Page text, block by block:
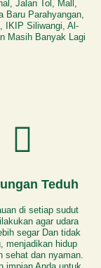
Jalan Tol, Mall,
Baru Parahyangan,
IKIP Siliwangi, Al-
Masih Banyak Lagi
Teduh
di setiap sudut
agar udara
segar Dan tidak
menjadikan hidup
sehat dan nyaman.